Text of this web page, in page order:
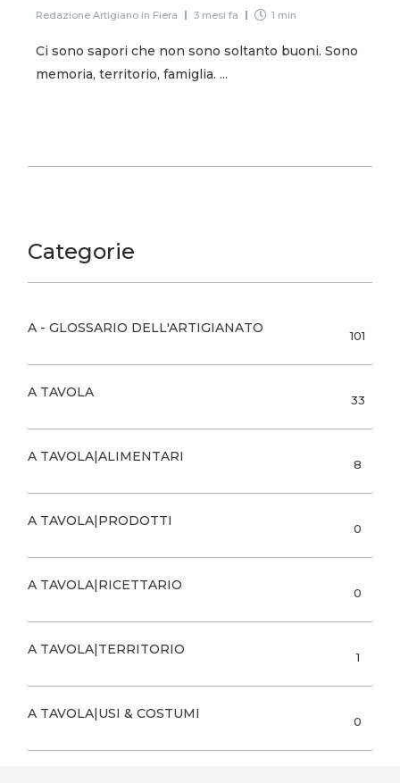
Redazione Artigiano in Fiera 3 mesi fa 1 min
Ci sono sapori che non sono soltanto buoni. Sono
memoria, territorio, famiglia. ...
Categorie
A - GLOSSARIO DELL'ARTIGIANATO 101
A TAVOLA 33
A TAVOLA|ALIMENTARI 8
A TAVOLA|PRODOTTI 0
A TAVOLA|RICETTARIO 0
A TAVOLA|TERRITORIO 1
A TAVOLA|USI & COSTUMI 0